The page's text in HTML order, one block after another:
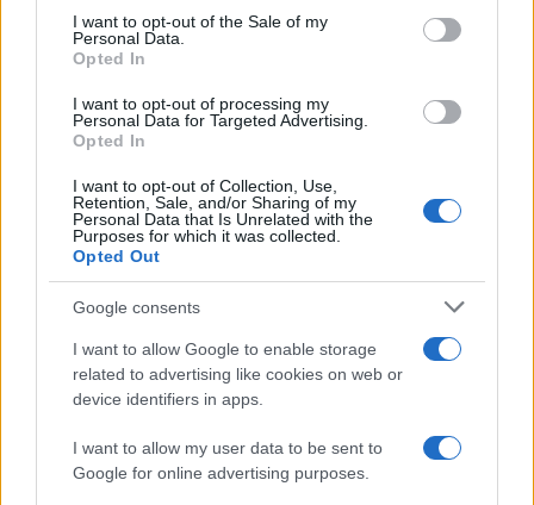
consent section.
I want to opt-out of the Sale of my
Personal Data.
Opted In
I want to opt-out of processing my
Personal Data for Targeted Advertising.
Opted In
I want to opt-out of Collection, Use,
Retention, Sale, and/or Sharing of my
Personal Data that Is Unrelated with the
Purposes for which it was collected.
Opted Out
Google consents
I want to allow Google to enable storage
related to advertising like cookies on web or
device identifiers in apps.
I want to allow my user data to be sent to
Google for online advertising purposes.
ΓΕΝΟΚΤΟΝΙΑ
με τους ανθρώπους μέσα στα σπίτια
22/11/2025 - 11:19μμ